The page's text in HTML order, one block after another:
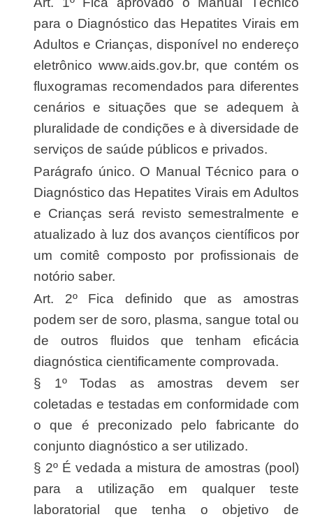
para o Diagnóstico das Hepatites Virais em
Adultos e Crianças, disponível no endereço
eletrônico www.aids.gov.br, que contém os
fluxogramas recomendados para diferentes
cenários e situações que se adequem à
pluralidade de condições e à diversidade de
serviços de saúde públicos e privados.
Parágrafo único. O Manual Técnico para o
Diagnóstico das Hepatites Virais em Adultos
e Crianças será revisto semestralmente e
atualizado à luz dos avanços científicos por
um comitê composto por profissionais de
notório saber.
Art. 2º Fica definido que as amostras
podem ser de soro, plasma, sangue total ou
de outros fluidos que tenham eficácia
diagnóstica cientificamente comprovada.
§ 1º Todas as amostras devem ser
coletadas e testadas em conformidade com
o que é preconizado pelo fabricante do
conjunto diagnóstico a ser utilizado.
§ 2º É vedada a mistura de amostras (pool)
para a utilização em qualquer teste
laboratorial que tenha o objetivo de